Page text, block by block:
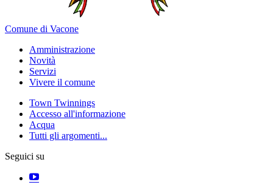
Comune di Vacone
Amministrazione
Novità
Servizi
Vivere il comune
Town Twinnings
Accesso all'informazione
Acqua
Tutti gli argomenti...
Seguici su